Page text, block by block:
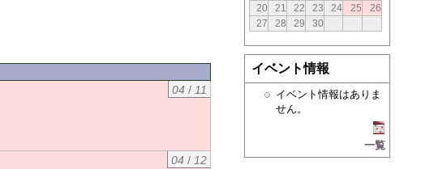
04 / 11
04 / 12
20
21 22 23 24 25
26
27
28 29 30
イベント情報
イベント情報はありま
せん。
一覧